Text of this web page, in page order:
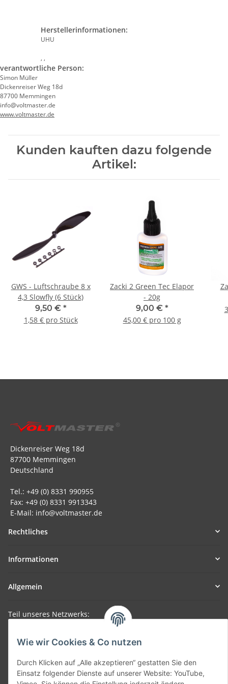
Wie wir Cookies & Co nutzen
Durch Klicken auf „Alle akzeptieren“ gestatten Sie den
Einsatz folgender Dienste auf unserer Website: YouTube,
Herstellerinformationen:
UHU
, ,
verantwortliche Person:
Simon Müller
Dickenreiser Weg 18d
87700 Memmingen
info@voltmaster.de
www.voltmaster.de
Kunden kauften dazu folgende
Artikel:
GWS - Luftschraube 8 x
4,3 Slowfly (6 Stück)
9,50 € *
1,58 € pro Stück
Zacki 2 Green Tec Elapor
- 20g
9,00 € *
45,00 € pro 100 g
Dickenreiser Weg 18d
87700 Memmingen
Deutschland
Tel.: +49 (0) 8331 990955
Fax: +49 (0) 8331 9913343
E-Mail: info@voltmaster.de
Rechtliches
Informationen
Allgemein
Teil unseres Netzwerks:
SmoliTec - Safety. Simplified. Worldwide. ( B2B Shop )